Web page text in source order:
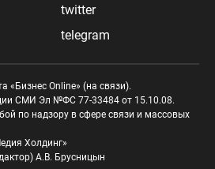
twitter
telegram
«Бизнес Online» (на связи).
СМИ Эл №ФС 77-33484 от 15.10.08.
по надзору в сфере связи и массовых
Холдинг»
А.В. Брусницын